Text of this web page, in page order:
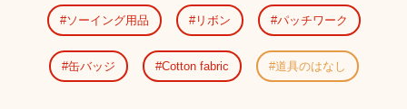
ソーイング用品 リボン パッチワーク
缶バッジ Cotton fabric 道具のはなし